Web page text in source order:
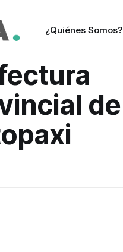
¿Quiénes Somos?
de